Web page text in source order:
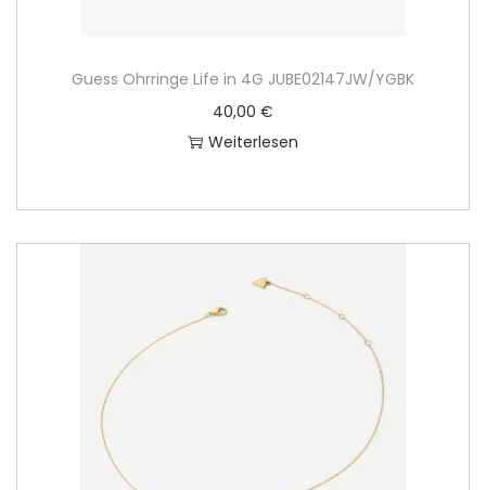
Guess Ohrringe Life in 4G JUBE02147JW/YGBK
40,00 €
Weiterlesen